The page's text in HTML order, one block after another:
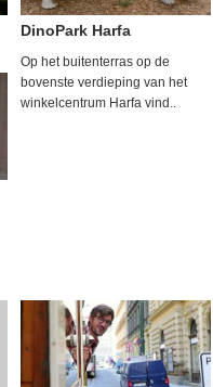
DinoPark Harfa
Op het buitenterras op de
bovenste verdieping van het
winkelcentrum Harfa vind..